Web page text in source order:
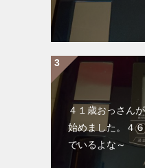
４１歳おっさん
始めました。４
でいるよな～